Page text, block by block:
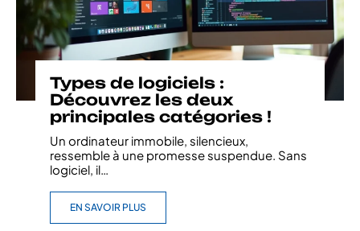
Types de logiciels :
Découvrez les deux
principales catégories !
Un ordinateur immobile, silencieux,
ressemble à une promesse suspendue. Sans
logiciel, il…
EN SAVOIR PLUS